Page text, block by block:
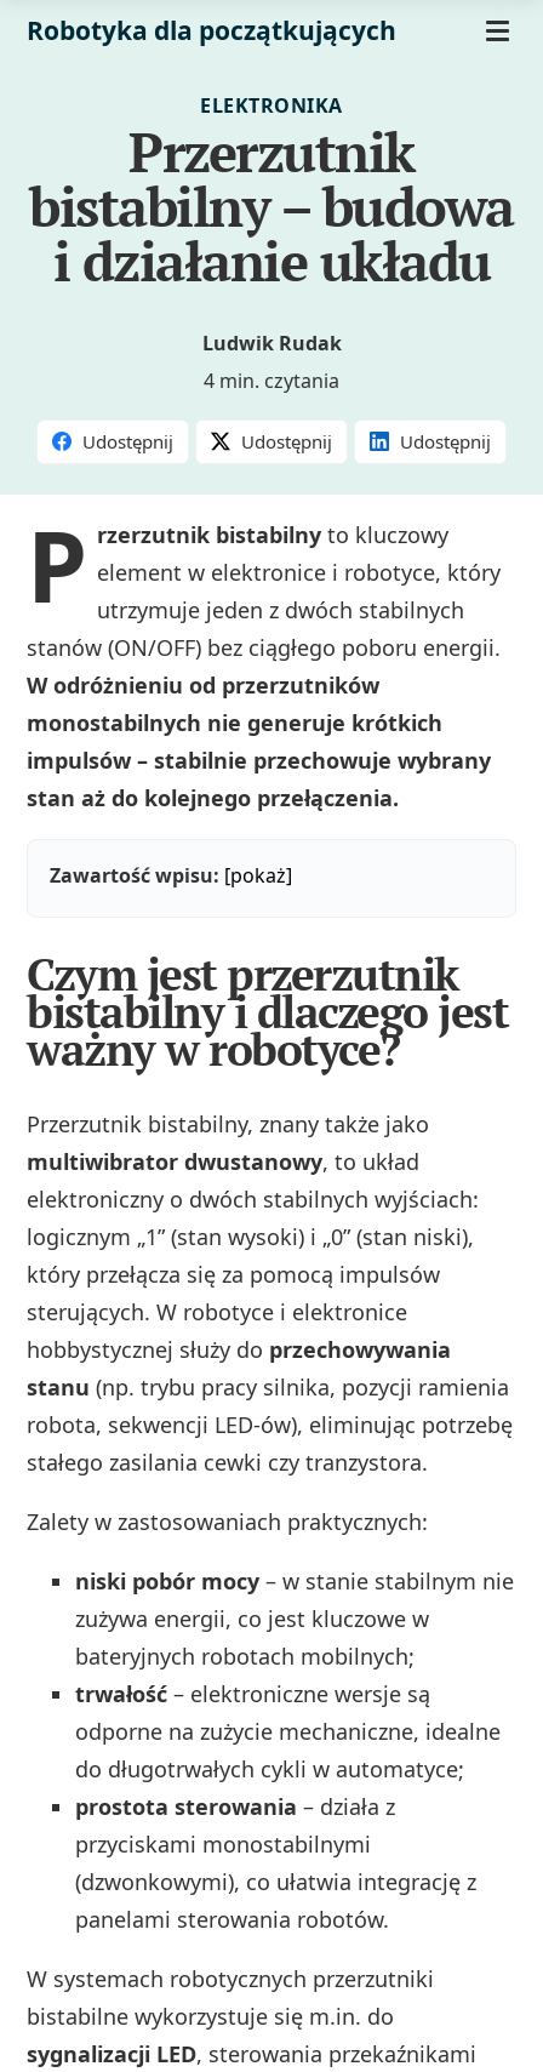
Robotyka dla początkujących
ELEKTRONIKA
Przerzutnik
bistabilny – budowa
i działanie układu
Ludwik Rudak
4 min. czytania
Udostępnij Udostępnij Udostępnij
P rzerzutnik bistabilny to kluczowy
element w elektronice i robotyce, który
utrzymuje jeden z dwóch stabilnych
stanów (ON/OFF) bez ciągłego poboru energii.
W odróżnieniu od przerzutników
monostabilnych nie generuje krótkich
impulsów – stabilnie przechowuje wybrany
stan aż do kolejnego przełączenia.
Zawartość wpisu: [pokaż]
Czym jest przerzutnik
bistabilny i dlaczego jest
ważny w robotyce?
Przerzutnik bistabilny, znany także jako
multiwibrator dwustanowy, to układ
elektroniczny o dwóch stabilnych wyjściach:
logicznym „1” (stan wysoki) i „0” (stan niski),
który przełącza się za pomocą impulsów
sterujących. W robotyce i elektronice
hobbystycznej służy do przechowywania
stanu (np. trybu pracy silnika, pozycji ramienia
robota, sekwencji LED-ów), eliminując potrzebę
stałego zasilania cewki czy tranzystora.
Zalety w zastosowaniach praktycznych:
niski pobór mocy – w stanie stabilnym nie
zużywa energii, co jest kluczowe w
bateryjnych robotach mobilnych;
trwałość – elektroniczne wersje są
odporne na zużycie mechaniczne, idealne
do długotrwałych cykli w automatyce;
prostota sterowania – działa z
przyciskami monostabilnymi
(dzwonkowymi), co ułatwia integrację z
panelami sterowania robotów.
W systemach robotycznych przerzutniki
bistabilne wykorzystuje się m.in. do
sygnalizacji LED, sterowania przekaźnikami